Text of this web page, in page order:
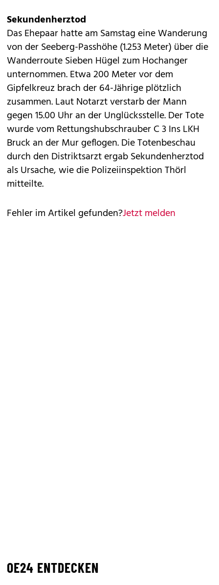
Sekundenherztod
Das Ehepaar hatte am Samstag eine Wanderung
von der Seeberg-Passhöhe (1.253 Meter) über die
Wanderroute Sieben Hügel zum Hochanger
unternommen. Etwa 200 Meter vor dem
Gipfelkreuz brach der 64-Jährige plötzlich
zusammen. Laut Notarzt verstarb der Mann
gegen 15.00 Uhr an der Unglücksstelle. Der Tote
wurde vom Rettungshubschrauber C 3 Ins LKH
Bruck an der Mur geflogen. Die Totenbeschau
durch den Distriktsarzt ergab Sekundenherztod
als Ursache, wie die Polizeiinspektion Thörl
mitteilte.
Fehler im Artikel gefunden?Jetzt melden
OE24 ENTDECKEN